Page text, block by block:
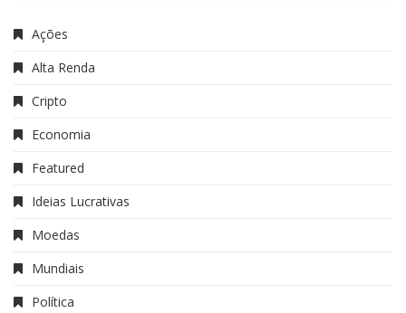
Ações
Alta Renda
Cripto
Economia
Featured
Ideias Lucrativas
Moedas
Mundiais
Política